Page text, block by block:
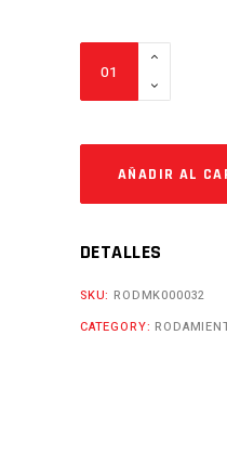
RODAMIENTO
Cantidad
AÑADIR AL
DETALLES
SKU: RODMK000032
CATEGORY: